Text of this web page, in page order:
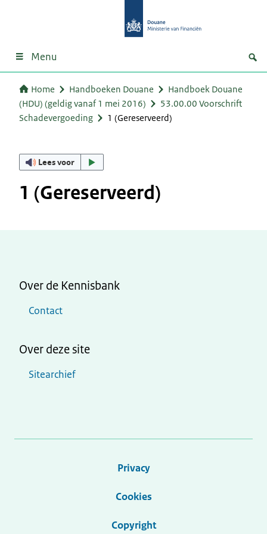
Menu
Home Handboeken Douane
Handboek Douane
(HDU) (geldig vanaf 1 mei 2016)
53.00.00 Voorschrift
Schadevergoeding
1 (Gereserveerd)
Lees voor
1 (Gereserveerd)
Over de Kennisbank
Contact
Over deze site
Sitearchief
Privacy
Cookies
Copyright